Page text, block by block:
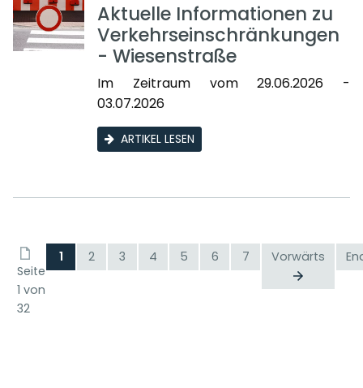
Aktuelle Informationen zu
Verkehrseinschränkungen
- Wiesenstraße
Im Zeitraum vom 29.06.2026 -
03.07.2026
ARTIKEL LESEN
Seite
1 von
32
1 2 3 4 5 6 7 Vorwärts